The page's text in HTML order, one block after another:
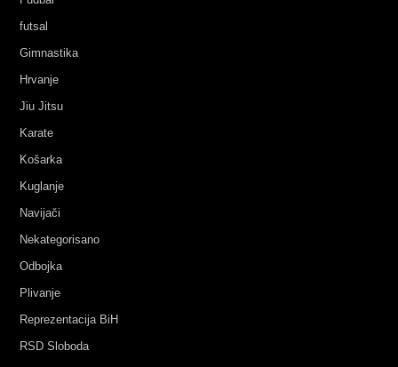
futsal
Gimnastika
Hrvanje
Jiu Jitsu
Karate
Košarka
Kuglanje
Navijači
Nekategorisano
Odbojka
Plivanje
Reprezentacija BiH
RSD Sloboda